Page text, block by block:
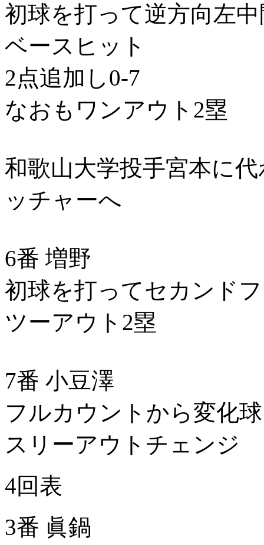
初球を打って逆方向左
ベースヒット
2点追加し0-7
なおもワンアウト2塁
和歌山大学投手宮本に
ッチャーへ
6番 増野
初球を打ってセカンド
ツーアウト2塁
7番 小豆澤
フルカウントから変化
スリーアウトチェンジ
4回表
3番 眞鍋